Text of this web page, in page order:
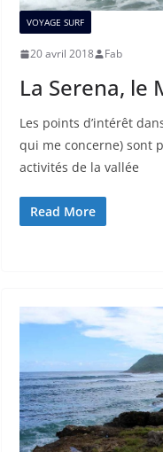
VOYAGE SURF
20 avril 2018 Fab
La Serena, le
Les points d’intérêt
qui me concerne) sont
activités de la vallée
Read More